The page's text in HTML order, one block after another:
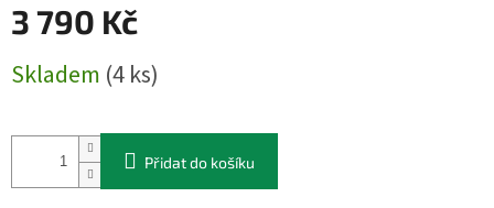
3 790 Kč
cena:
Skladem (4 ks)
Přidat do košíku